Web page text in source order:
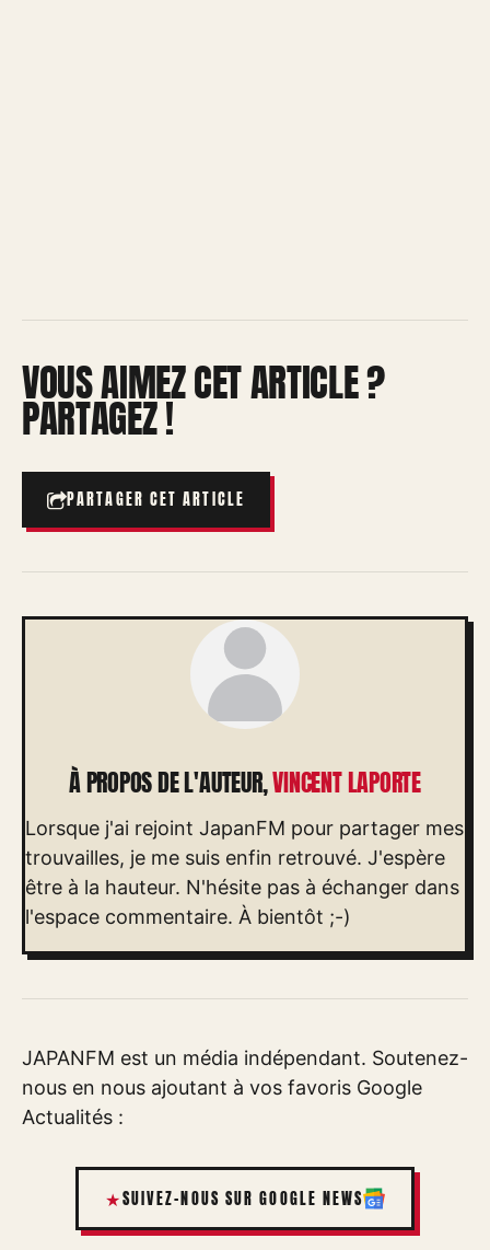
VOUS AIMEZ CET ARTICLE ?
PARTAGEZ !
PARTAGER CET ARTICLE
À PROPOS DE L'AUTEUR,VINCENT LAPORTE
Lorsque j'ai rejoint JapanFM pour partager mes
trouvailles, je me suis enfin retrouvé. J'espère
être à la hauteur. N'hésite pas à échanger dans
l'espace commentaire. À bientôt ;-)
JAPANFM est un média indépendant. Soutenez-
nous en nous ajoutant à vos favoris Google
Actualités :
SUIVEZ-NOUS SUR GOOGLE NEWS